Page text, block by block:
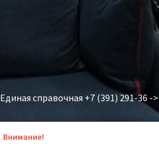
Единая справочная +7 (391) 291-36 -
Внимание!